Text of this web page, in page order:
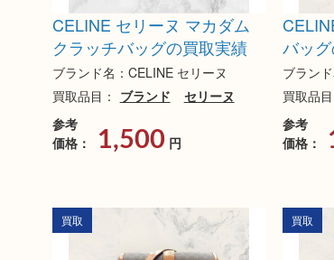
CELINE セリーヌ マカダム
クラッチバッグの買取実績
ブランド名：CELINE セリーヌ
買取品目： ブランド
セリーヌ
参考
価格：
1,500 円
バッ
ブラン
買取品目
参考
価格：
買取 買取